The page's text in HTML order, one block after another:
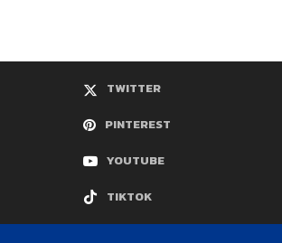
TWITTER
PINTEREST
YOUTUBE
TIKTOK